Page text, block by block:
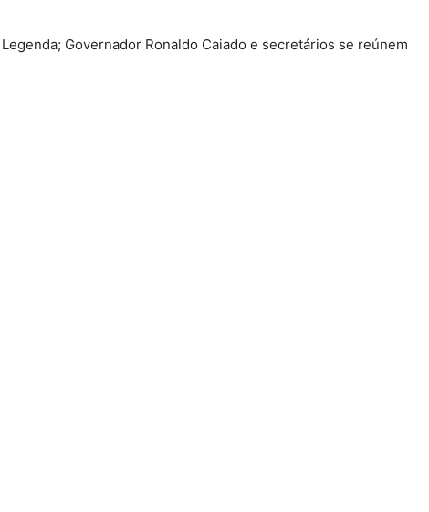
Governador Ronaldo Caiado e secretários se reúnem